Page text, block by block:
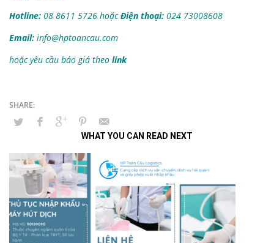
Hotline: 08 8611 5726 hoặcĐiện thoại: 024 73008608
Email: info@hptoancau.com
hoặc yêu cầu báo giá theo link
WHAT YOU CAN READ NEXT